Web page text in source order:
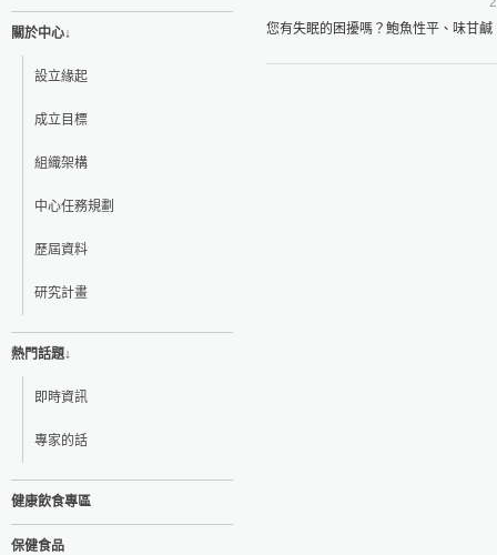
關於中心↓
設立緣起
成立目標
組織架構
中心任務規劃
歷屆資料
研究計畫
熱門話題↓
即時資訊
專家的話
健康飲食專區
保健食品
您有失眠的困擾嗎？鮑魚性平、味甘